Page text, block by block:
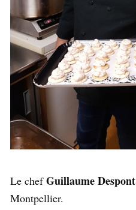
Le chefGuillaume Despont
Montpellier.